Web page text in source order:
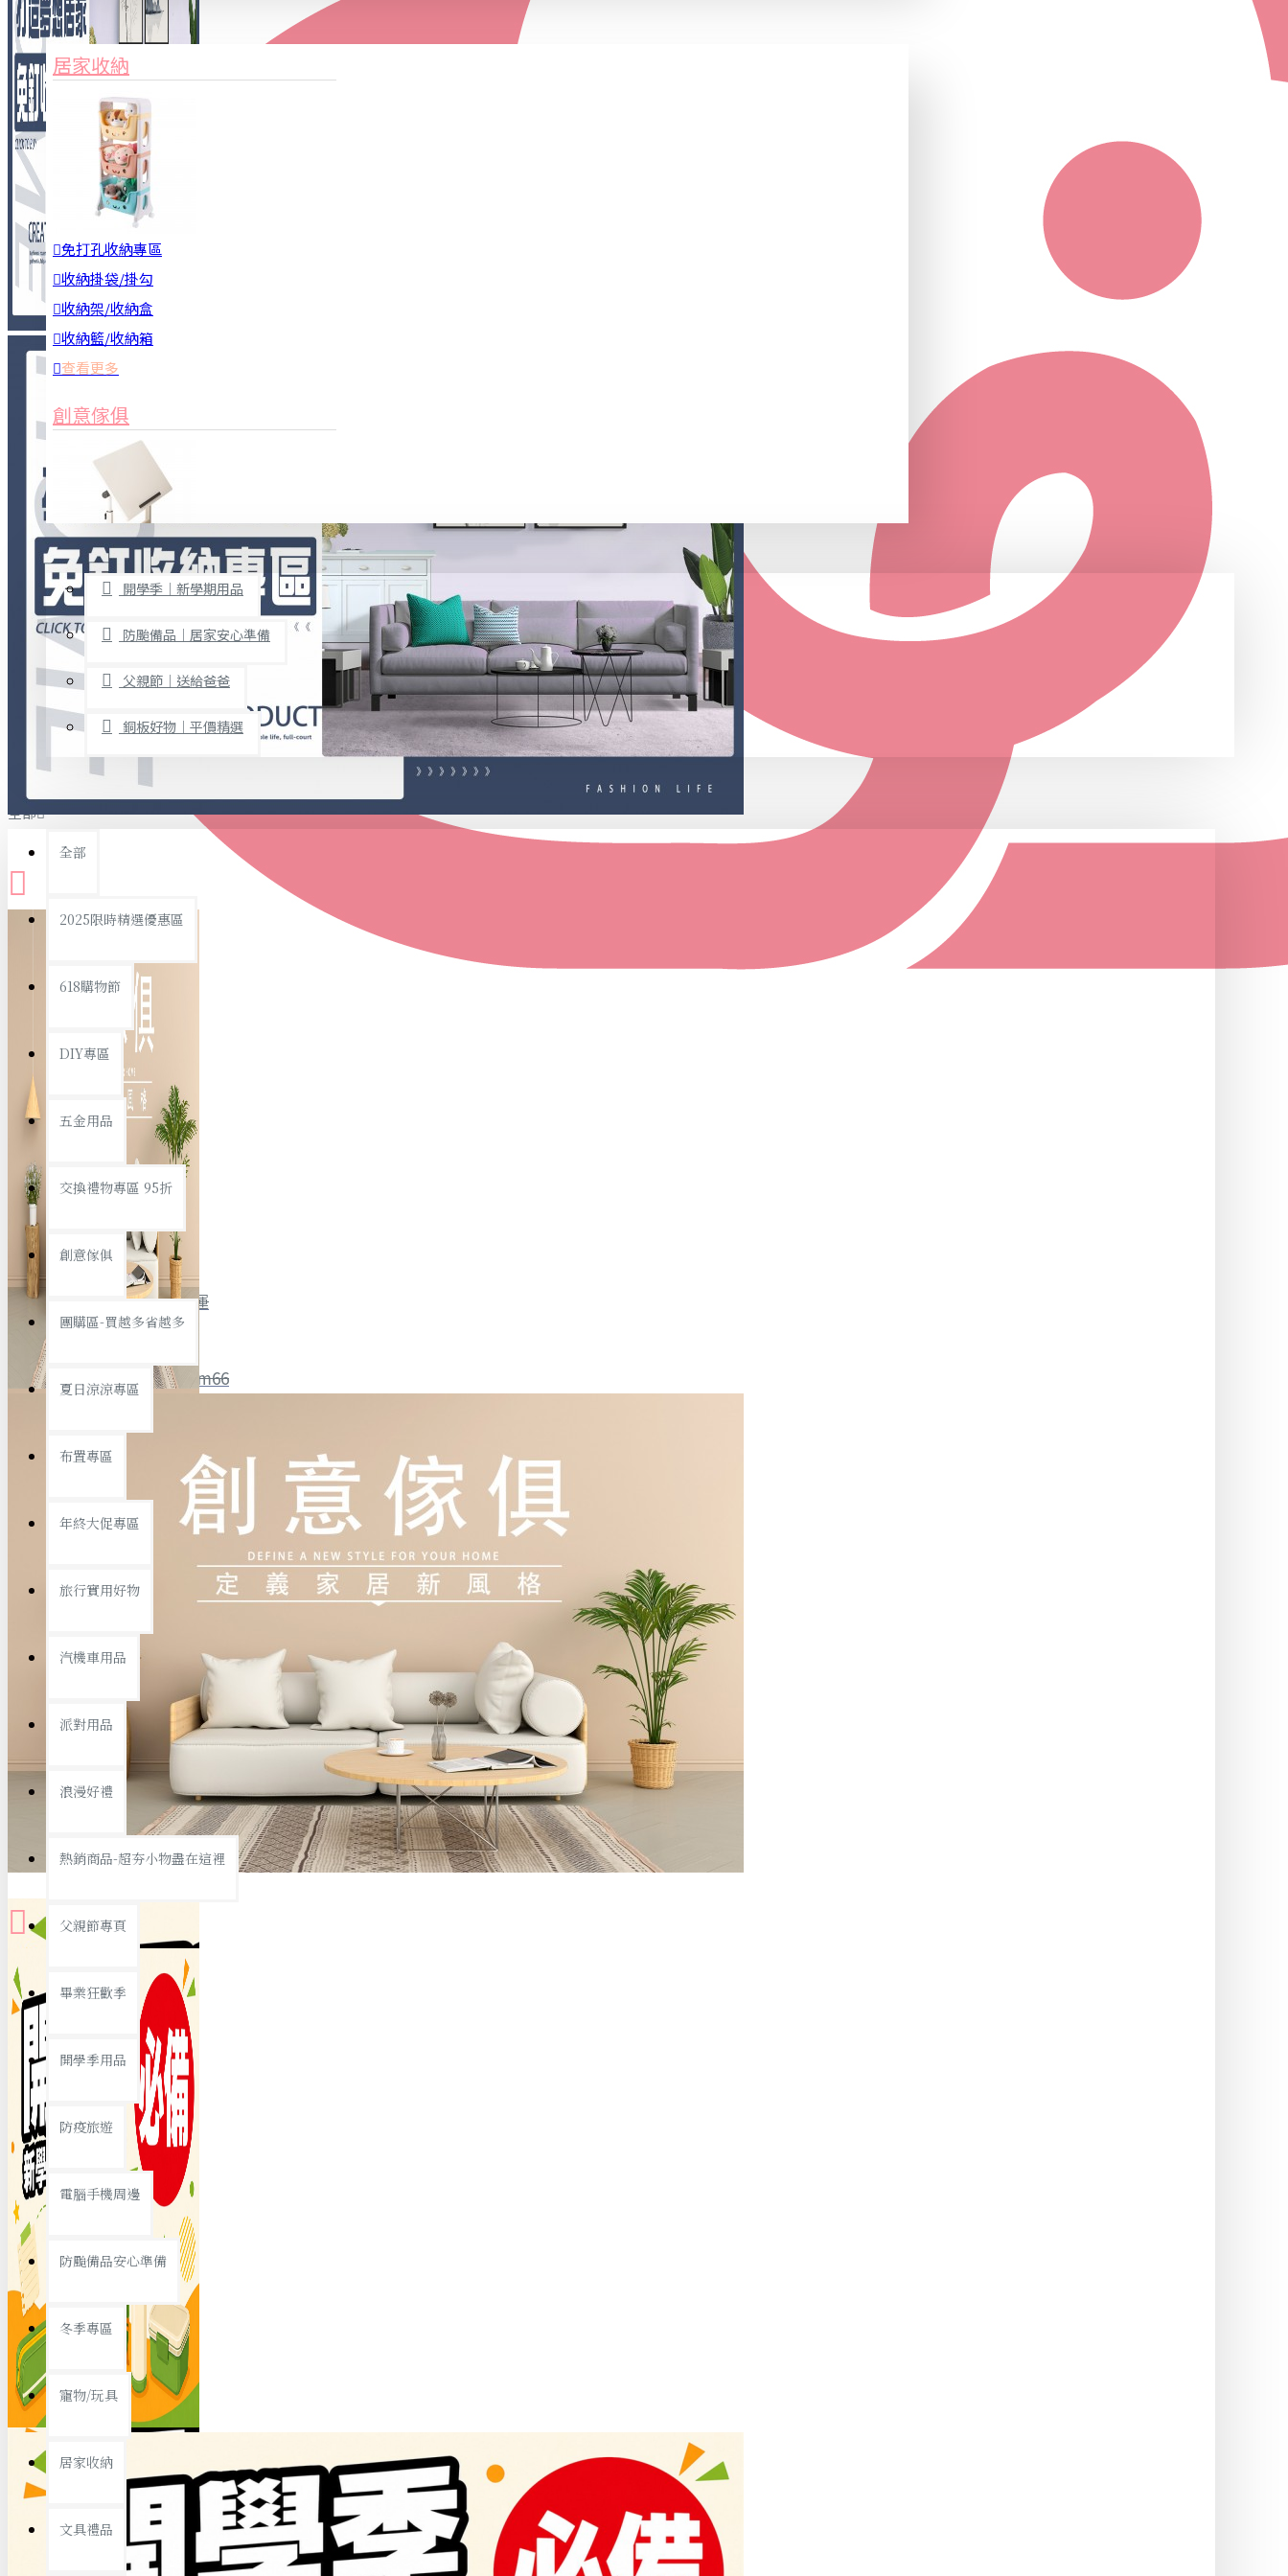
全館限時滿799免運
聯絡我們 ID : @ym66
優惠活動 最新活動
3C周邊
居家安全
居家清潔
查看更多
餐飲廚具
廚房收納
烘焙用具
隨身餐具
查看更多
文具禮品
事務用品
文具收納
書寫用品
衛浴用品
個人衛浴用品
浴室置物/收納
旅行收納
汽機車用品
查看更多
置物架/收納櫃
銅板精選
19元專區
39元專區
節慶熱賣
春節/新年
家俱&收納
居家收納
免打孔收納專區
收納掛袋/掛勾
收納架/收納盒
收納籃/收納箱
查看更多
創意傢俱
桌子/椅子
置物架/收納櫃
其他
免打孔收納專區
限時促銷
開學季｜新學期用品
防颱備品｜居家安心準備
父親節｜送給爸爸
銅板好物｜平價精選
全部
全部
2025限時精選優惠區
618購物節
DIY專區
五金用品
交換禮物專區 95折
創意傢俱
團購區-買越多省越多
夏日涼涼專區
布置專區
年終大促專區
旅行實用好物
汽機車用品
派對用品
浪漫好禮
熱銷商品-超夯小物盡在這裡
父親節專頁
畢業狂歡季
開學季用品
防疫旅遊
電腦手機周邊
防颱備品安心準備
冬季專區
寵物/玩具
居家收納
文具禮品